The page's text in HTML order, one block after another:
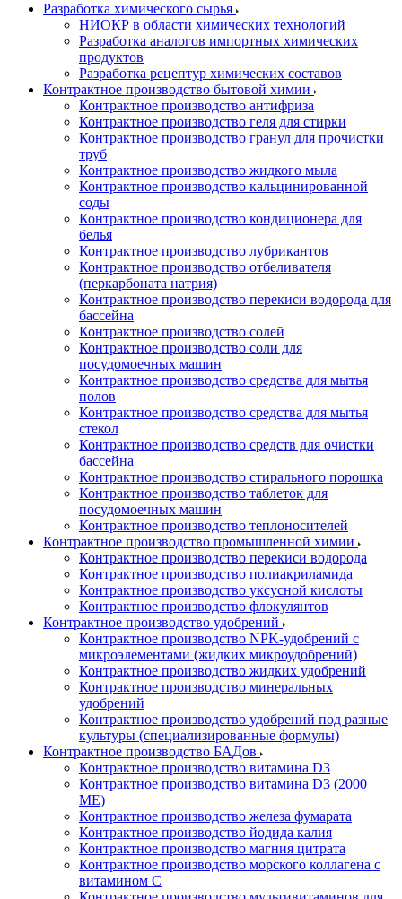
Разработка химического сырья
НИОКР в области химических технологий
Разработка аналогов импортных химических
продуктов
Разработка рецептур химических составов
Контрактное производство бытовой химии
Контрактное производство антифриза
Контрактное производство геля для стирки
Контрактное производство гранул для прочистки
труб
Контрактное производство жидкого мыла
Контрактное производство кальцинированной
соды
Контрактное производство кондиционера для
белья
Контрактное производство лубрикантов
Контрактное производство отбеливателя
(перкарбоната натрия)
Контрактное производство перекиси водорода для
бассейна
Контрактное производство солей
Контрактное производство соли для
посудомоечных машин
Контрактное производство средства для мытья
полов
Контрактное производство средства для мытья
стекол
Контрактное производство средств для очистки
бассейна
Контрактное производство стирального порошка
Контрактное производство таблеток для
посудомоечных машин
Контрактное производство теплоносителей
Контрактное производство промышленной химии
Контрактное производство перекиси водорода
Контрактное производство полиакриламида
Контрактное производство уксусной кислоты
Контрактное производство флокулянтов
Контрактное производство удобрений
Контрактное производство NPK-удобрений с
микроэлементами (жидких микроудобрений)
Контрактное производство жидких удобрений
Контрактное производство минеральных
удобрений
Контрактное производство удобрений под разные
культуры (специализированные формулы)
Контрактное производство БАДов
Контрактное производство витамина D3
Контрактное производство витамина D3 (2000
МЕ)
Контрактное производство железа фумарата
Контрактное производство йодида калия
Контрактное производство магния цитрата
Контрактное производство морского коллагена с
витамином С